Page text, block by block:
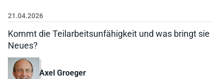
21.04.2026
Kommt die Teilarbeitsunfähigkeit und was bringt sie
Neues?
Axel Groeger